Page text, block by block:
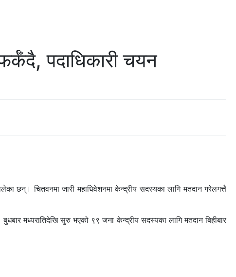
पदाधिकारी चयन
छन्। चितवनमा जारी महाधिवेशनमा केन्द्रीय सदस्यका लागि मतदान गरेलगत्तै
मध्यरातिदेखि सुरु भएको ९९ जना केन्द्रीय सदस्यका लागि मतदान बिहीबार